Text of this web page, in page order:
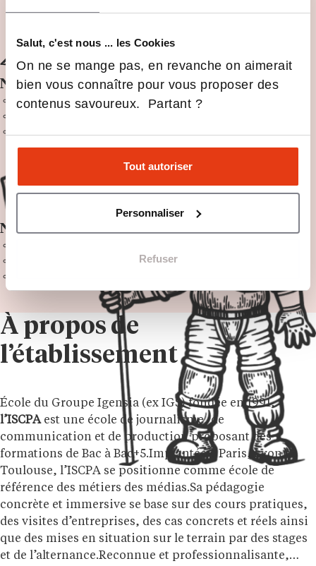
Salut, c'est nous ... les Cookies
On ne se mange pas, en revanche on aimerait
bien vous connaître pour vous proposer des
contenus savoureux. Partant ?
Tout autoriser
Personnaliser
Refuser
Niveau Bac+3 ou équivalent
Candidature et questionnaire en ligne
Entretien de motivation
Niveau Bac+4 ou équivalent
À propos de
l’établissement
École du Groupe Igensia (ex IGS) fondée en 1991,
l’ISCPAest une école de journalisme, de
communication et de production proposant des
formations de Bac à Bac+5.Implantée à Paris, Lyon et
Toulouse, l’ISCPA se positionne comme école de
référence des métiers des médias.Sa pédagogie
concrète et immersive se base sur des cours pratiques,
des visites d’entreprises, des cas concrets et réels ainsi
que des mises en situation sur le terrain par des stages
et de l’alternance.Reconnue et professionnalisante,